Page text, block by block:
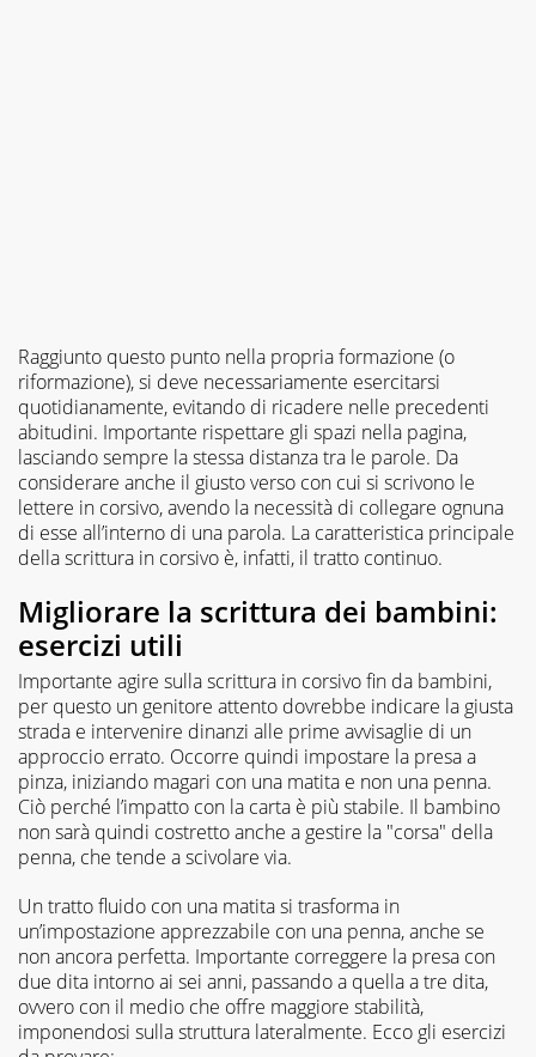
Raggiunto questo punto nella propria formazione (o
riformazione), si deve necessariamente esercitarsi
quotidianamente, evitando di ricadere nelle precedenti
abitudini. Importante rispettare gli spazi nella pagina,
lasciando sempre la stessa distanza tra le parole. Da
considerare anche il giusto verso con cui si scrivono le
lettere in corsivo, avendo la necessità di collegare ognuna
di esse all’interno di una parola. La caratteristica principale
della scrittura in corsivo è, infatti, il tratto continuo.
Migliorare la scrittura dei bambini:
esercizi utili
Importante agire sulla scrittura in corsivo fin da bambini,
per questo un genitore attento dovrebbe indicare la giusta
strada e intervenire dinanzi alle prime avvisaglie di un
approccio errato. Occorre quindi impostare la presa a
pinza, iniziando magari con una matita e non una penna.
Ciò perché l’impatto con la carta è più stabile. Il bambino
non sarà quindi costretto anche a gestire la "corsa" della
penna, che tende a scivolare via.
Un tratto fluido con una matita si trasforma in
un’impostazione apprezzabile con una penna, anche se
non ancora perfetta. Importante correggere la presa con
due dita intorno ai sei anni, passando a quella a tre dita,
ovvero con il medio che offre maggiore stabilità,
imponendosi sulla struttura lateralmente. Ecco gli esercizi